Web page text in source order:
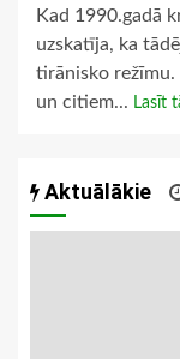
Kad 1990.gadā
uzskatīja, ka
tirānisko režīmu.
un citiem... Lasīt
Aktuālākie